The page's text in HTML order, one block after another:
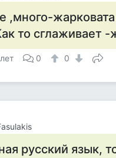
,много-
то сглаживает -
0 0
русский язык,